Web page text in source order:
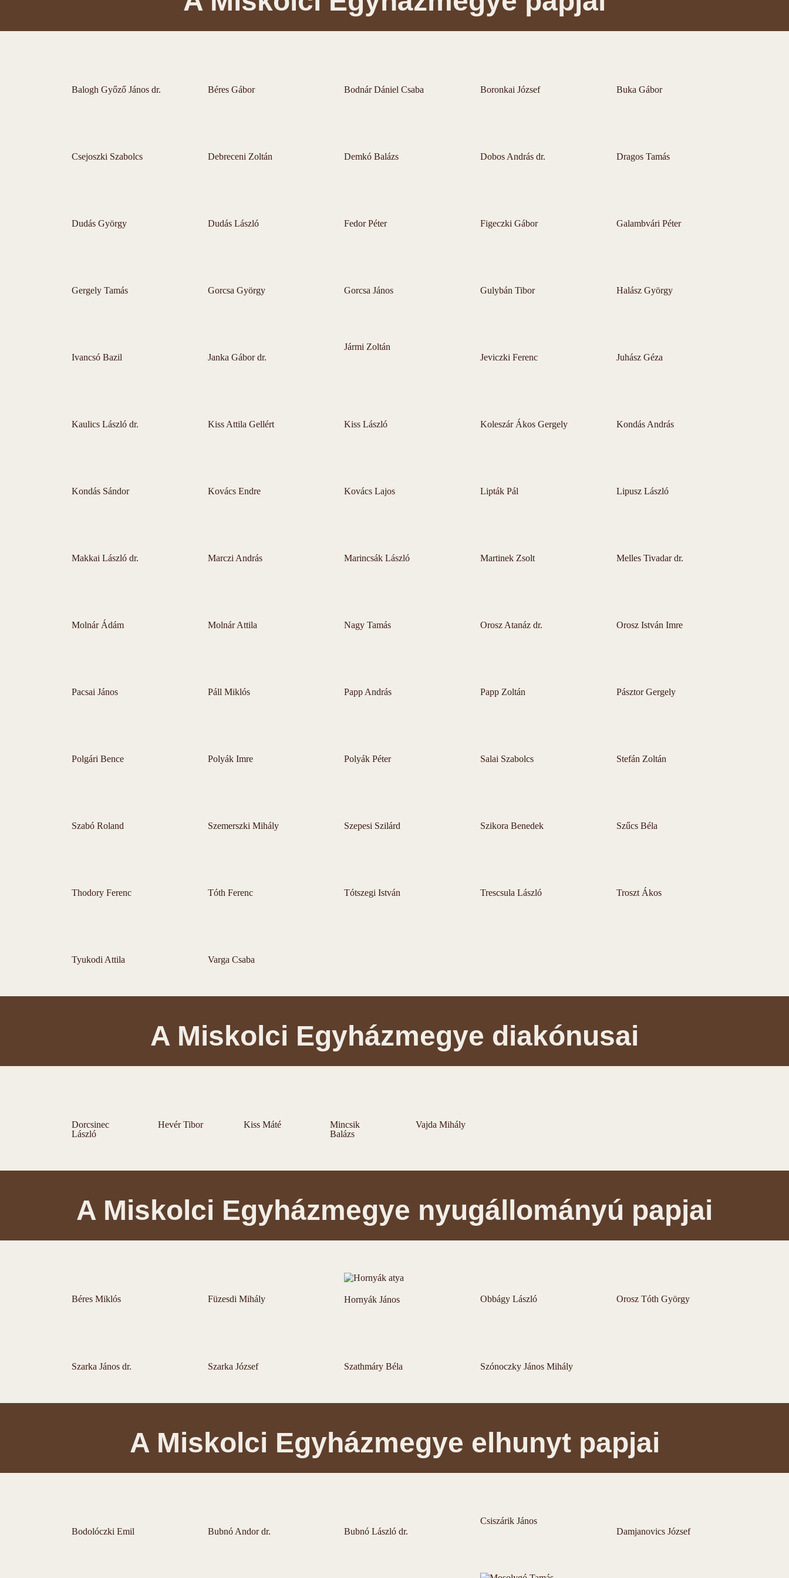
Balogh Győző János dr. Béres Gábor Bodnár Dániel Csaba Boronkai József Buka Gábor
Csejoszki Szabolcs Debreceni Zoltán Demkó Balázs Dobos András dr. Dragos Tamás
Dudás György Dudás László Fedor Péter Figeczki Gábor Galambvári Péter
Gergely Tamás Gorcsa György Gorcsa János Gulybán Tibor Halász György
Ivancsó Bazil Janka Gábor dr.
Jármi Zoltán
Jeviczki Ferenc
Juhász Géza
Kaulics László dr. Kiss Attila Gellért Kiss László Koleszár Ákos Gergely Kondás András
Kondás Sándor Kovács Endre Kovács Lajos Lipták Pál Lipusz László
Makkai László dr. Marczi András Marincsák László Martinek Zsolt Melles Tivadar dr.
Molnár Ádám Molnár Attila Nagy Tamás Orosz Atanáz dr. Orosz István Imre
Pacsai János Páll Miklós Papp András Papp Zoltán Pásztor Gergely
Polgári Bence Polyák Imre Polyák Péter Salai Szabolcs Stefán Zoltán
Szabó Roland Szemerszki Mihály Szepesi Szilárd Szikora Benedek Szűcs Béla
Thodory Ferenc Tóth Ferenc Tótszegi István Trescsula László Troszt Ákos
Tyukodi Attila Varga Csaba
A Miskolci Egyházmegye diakónusai
Dorcsinec
László
Hevér Tibor Kiss Máté
Mincsik
Balázs
Vajda Mihály
A Miskolci Egyházmegye nyugállományú papjai
Béres Miklós Füzesdi Mihály Hornyák János Obbágy László Orosz Tóth György
Szarka János dr. Szarka József Szathmáry Béla Szónoczky János Mihály
A Miskolci Egyházmegye elhunyt papjai
Bodolóczki Emil Bubnó Andor dr. Bubnó László dr.
Csiszárik János
Damjanovics József